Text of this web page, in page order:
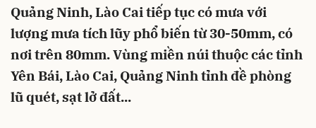
Quảng Ninh, Lào Cai tiếp tục có mưa với
lượng mưa tích lũy phổ biến từ 30-50mm, có
nơi trên 80mm. Vùng miền núi thuộc các tỉnh
Yên Bái, Lào Cai, Quảng Ninh tỉnh đề phòng
lũ quét, sạt lở đất...